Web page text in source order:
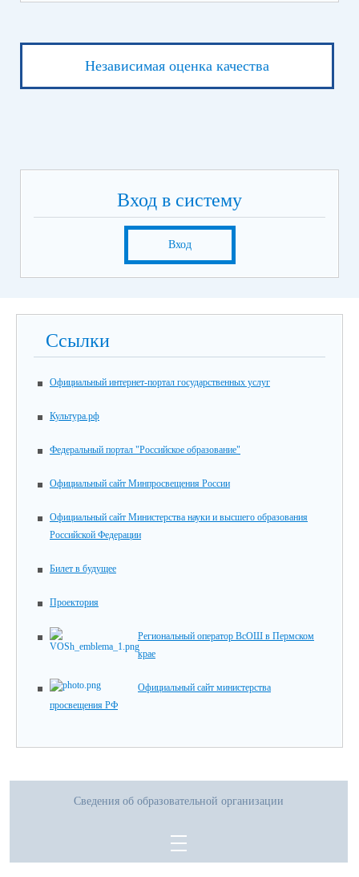
Независимая оценка качества
Вход в систему
Вход
Ссылки
Официальный интернет-портал государственных услуг
Культура.рф
Федеральный портал "Российское образование"
Официальный сайт Минпросвещения России
Официальный сайт Министерства науки и высшего образования
Российской Федерации
Билет в будущее
Проектория
Региональный оператор ВсОШ в Пермском
крае
Официальный сайт министерства
просвещения РФ
Сведения об образовательной организации